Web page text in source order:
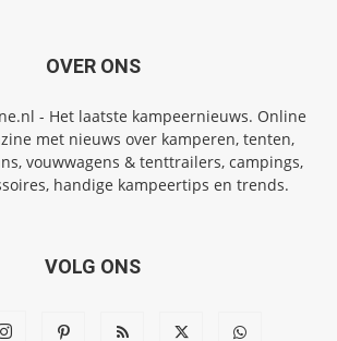
OVER ONS
- Het laatste kampeernieuws. Online
met nieuws over kamperen, tenten,
vouwwagens & tenttrailers, campings,
handige kampeertips en trends.
VOLG ONS